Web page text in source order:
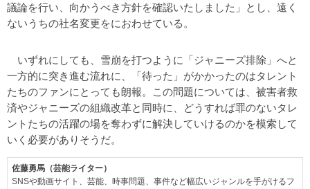
議論を行い、向かうべき方針を確認いたしました」とし、遠く
ないうちの社名変更をにおわせている。
いずれにしても、雪崩を打つように「ジャニーズ排除」へと
一方的に突き進む流れに、「待った」がかかったのはタレント
たちのファンにとっても朗報。この問題については、被害者救
済やジャニーズの組織改革と同時に、どうすれば罪のないタレ
ントたちの活躍の場を奪わずに解決していけるのかを模索して
いく必要がありそうだ。
佐藤勇馬（芸能ライター）
SNSや動画サイト、芸能、時事問題、事件など幅広いジャンルを手がけるフ